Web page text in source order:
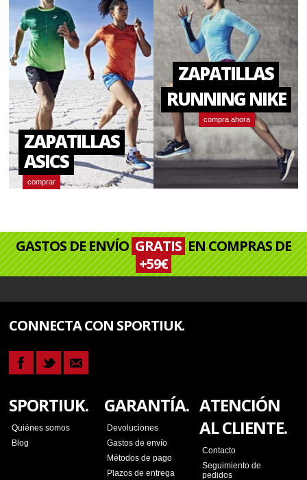
ZAPATILLAS
ASICS
comprar
ZAPATILLAS
RUNNING NIKE
compra ahora
GASTOS DE ENVÍO GRATISEN COMPRAS DE
+59€
CONNECTA CON SPORTIUK.
SPORTIUK.
Quiénes somos
Blog
GARANTÍA.
Devoluciones
Gastos de envío
Métodos de pago
Plazos de entrega
ATENCIÓN
AL CLIENTE.
Contacto
Seguimiento de
pedidos